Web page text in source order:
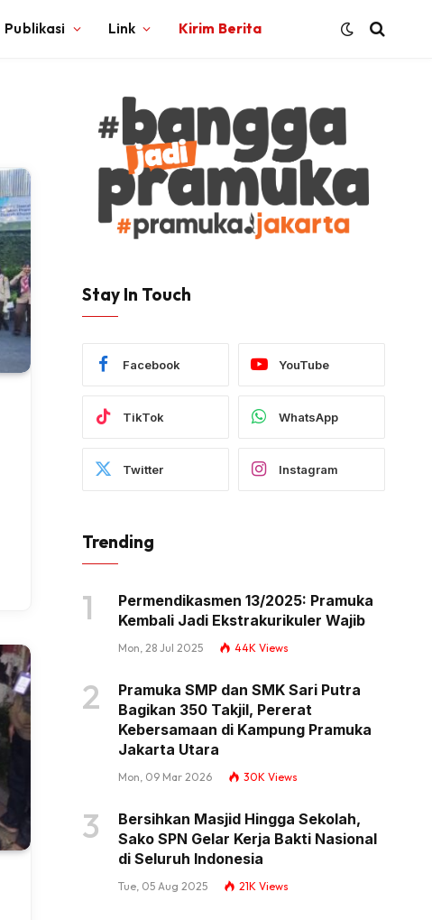
Publikasi Link Kirim Berita
Stay In Touch
Facebook YouTube
TikTok WhatsApp
Twitter Instagram
Trending
Permendikasmen 13/2025: Pramuka
Kembali Jadi Ekstrakurikuler Wajib
Mon, 28 Jul 2025 44K Views
Pramuka SMP dan SMK Sari Putra
Bagikan 350 Takjil, Pererat
Kebersamaan di Kampung Pramuka
Jakarta Utara
Mon, 09 Mar 2026 30K Views
Bersihkan Masjid Hingga Sekolah,
Sako SPN Gelar Kerja Bakti Nasional
di Seluruh Indonesia
Tue, 05 Aug 2025 21K Views